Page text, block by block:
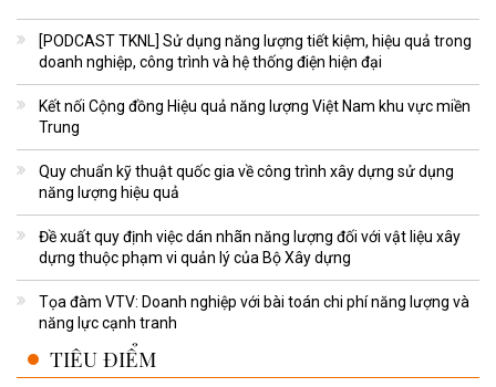
[PODCAST TKNL] Sử dụng năng lượng tiết kiệm, hiệu quả trong
doanh nghiệp, công trình và hệ thống điện hiện đại
Kết nối Cộng đồng Hiệu quả năng lượng Việt Nam khu vực miền
Trung
Quy chuẩn kỹ thuật quốc gia về công trình xây dựng sử dụng
năng lượng hiệu quả
Đề xuất quy định việc dán nhãn năng lượng đối với vật liệu xây
dựng thuộc phạm vi quản lý của Bộ Xây dựng
Tọa đàm VTV: Doanh nghiệp với bài toán chi phí năng lượng và
năng lực cạnh tranh
TIÊU ĐIỂM